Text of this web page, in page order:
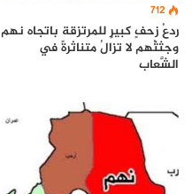
712
ردعُ زحفٍ كبيرٍ للمرتزقة باتجاه نهم
وجثثُهم لا تزالُ متناثرةً في
الشَّعاب